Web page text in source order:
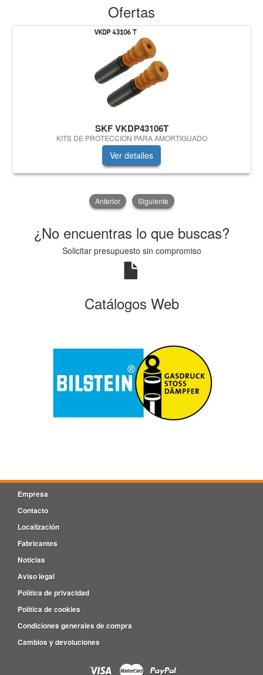
Ofertas
SKF VKDP43106T
KITS DE PROTECCION PARA AMORTIGUADO
Ver detalles
Anterior Siguiente
¿No encuentras lo que buscas?
Solicitar presupuesto sin compromiso
Catálogos Web
Empresa
Contacto
Localización
Fabricantes
Noticias
Aviso legal
Política de privacidad
Política de cookies
Condiciones generales de compra
Cambios y devoluciones